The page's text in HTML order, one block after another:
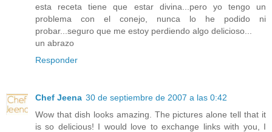
esta receta tiene que estar divina...pero yo tengo un
problema con el conejo, nunca lo he podido ni
probar...seguro que me estoy perdiendo algo delicioso...
un abrazo
Responder
Chef Jeena 30 de septiembre de 2007 a las 0:42
Wow that dish looks amazing. The pictures alone tell that it
is so delicious! I would love to exchange links with you, I